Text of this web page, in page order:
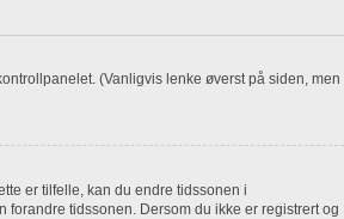
(Vanligvis lenke øverst på siden, men
er tilfelle, kan du endre tidssonen i
forandre tidssonen. Dersom du ikke er registrert og